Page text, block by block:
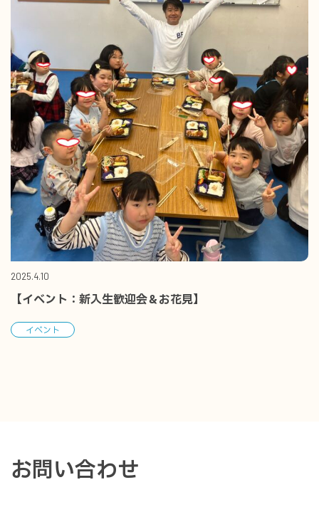
2025.4.10
【イベント：新入生歓迎会＆お花見】
イベント
お問い合わせ